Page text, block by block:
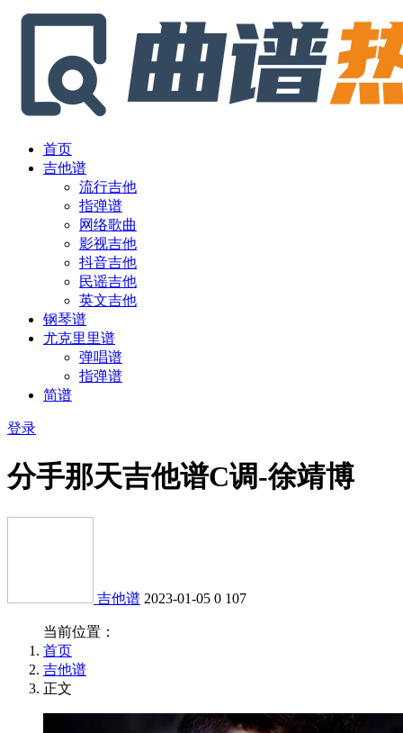
首页
吉他谱
流行吉他
指弹谱
网络歌曲
影视吉他
抖音吉他
民谣吉他
英文吉他
钢琴谱
尤克里里谱
弹唱谱
指弹谱
简谱
登录
分手那天吉他谱C调-徐靖博
吉他谱 2023-01-05 0 107
当前位置：
首页
吉他谱
正文